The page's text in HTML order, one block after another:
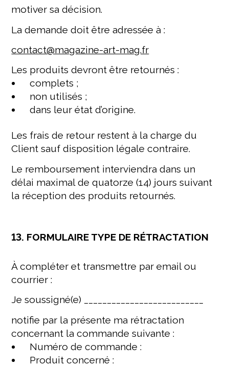
motiver sa décision.
La demande doit être adressée à :
contact@magazine-art-mag.fr
Les produits devront être retournés :
complets ;
non utilisés ;
dans leur état d’origine.
Les frais de retour restent à la charge du
Client sauf disposition légale contraire.
Le remboursement interviendra dans un
délai maximal de quatorze (14) jours suivant
la réception des produits retournés.
13. FORMULAIRE TYPE DE RÉTRACTATION
À compléter et transmettre par email ou
courrier :
Je soussigné(e) __________________________
notifie par la présente ma rétractation
concernant la commande suivante :
Numéro de commande :
Produit concerné :